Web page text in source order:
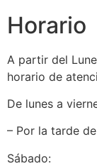
Horario
A partir del
horario de
De lunes a
– Por la tarde de
Sábado: